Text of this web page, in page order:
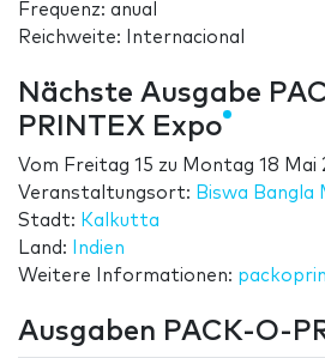
Frequenz: anual
Reichweite: Internacional
Nächste Ausgabe
PRINTEX Expo
Vom Freitag 15 zu Montag 18 Mai
Veranstaltungsort: Biswa Bangla
Stadt: Kalkutta
Land:
Indien
Weitere Informationen:
Ausgaben PACK-O-